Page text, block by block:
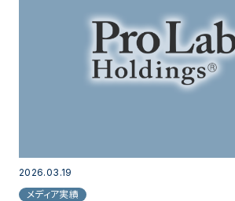
2026.03.19
メディア実績